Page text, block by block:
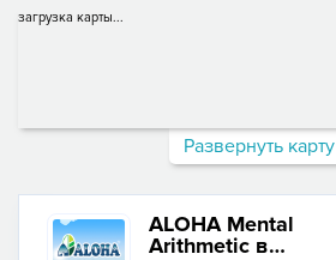
загрузка карты...
Развернуть карту
ALOHA Mental
Arithmetic в